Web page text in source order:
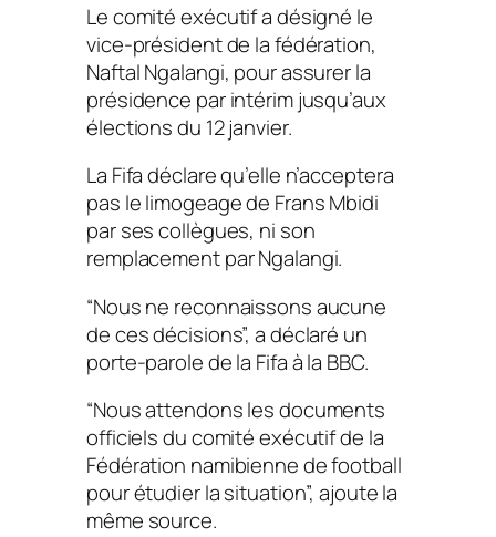
Le comité exécutif a désigné le
vice-président de la fédération,
Naftal Ngalangi, pour assurer la
présidence par intérim jusqu’aux
élections du 12 janvier.
La Fifa déclare qu’elle n’acceptera
pas le limogeage de Frans Mbidi
par ses collègues, ni son
remplacement par Ngalangi.
“Nous ne reconnaissons aucune
de ces décisions”, a déclaré un
porte-parole de la Fifa à la BBC.
“Nous attendons les documents
officiels du comité exécutif de la
Fédération namibienne de football
pour étudier la situation”, ajoute la
même source.